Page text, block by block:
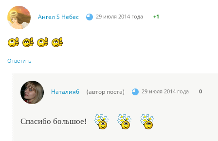
Ангел S Небес 29 июля 2014 года +1
Ответить
Наталия6 (автор поста) 29 июля 2014 года 0
Спасибо большое!